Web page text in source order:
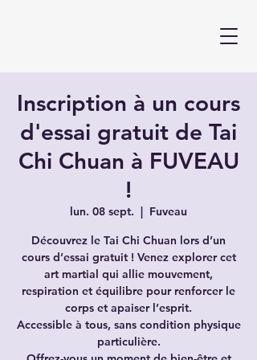
Inscription à un cours
d'essai gratuit de Tai
Chi Chuan à FUVEAU
!
lun. 08 sept.
  |
Fuveau
Découvrez le Tai Chi Chuan lors d’un
cours d’essai gratuit ! Venez explorer cet
art martial qui allie mouvement,
respiration et équilibre pour renforcer le
corps et apaiser l’esprit.
Accessible à tous, sans condition physique
particulière.